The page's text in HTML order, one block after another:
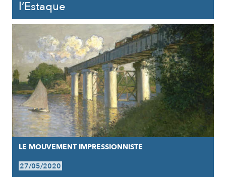
l’Estaque
LE MOUVEMENT IMPRESSIONNISTE
27/05/2020